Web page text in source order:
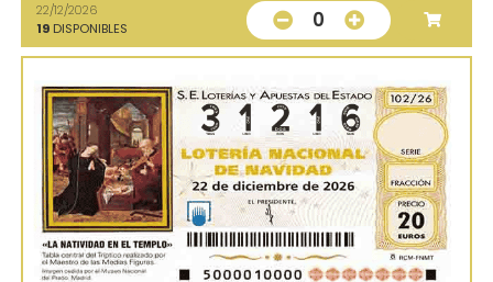
22/12/2026
19 DISPONIBLES 0